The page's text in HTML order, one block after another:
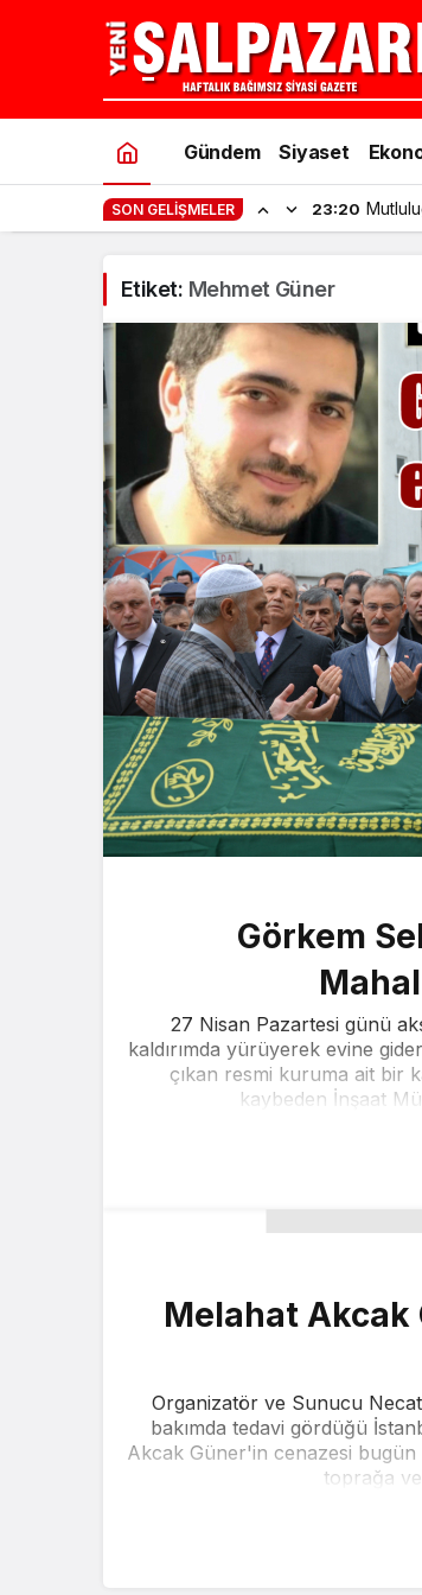
Gündem Siyaset
SON GELIŞMELER 23:20
Etiket: Mehmet Güner
Görkem
27 Nisan Pazartesi günü
kaldırımda yürüyerek evine
çıkan resmi kuruma ait bir
kaybeden İnşaat
Melahat Akcak
Organizatör ve Sunucu
bakımda tedavi gördüğü
Akcak Güner'in cenazesi bugün
toprağa